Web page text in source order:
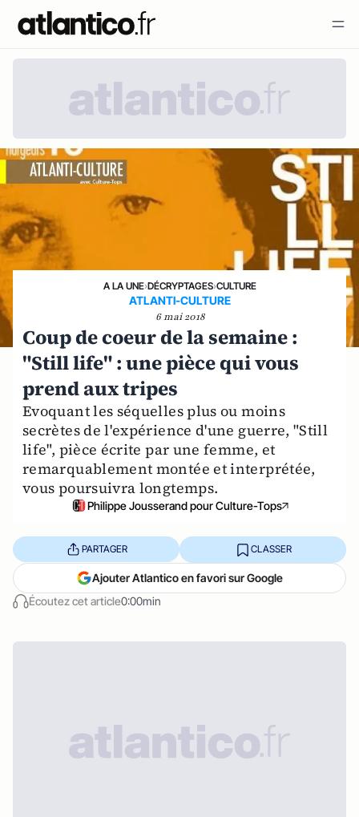
A LA UNE›DÉCRYPTAGES›CULTURE
ATLANTI-CULTURE
6 mai 2018
Coup de coeur de la semaine :
"Still life" : une pièce qui vous
prend aux tripes
Evoquant les séquelles plus ou moins
secrètes de l'expérience d'une guerre, "Still
life", pièce écrite par une femme, et
remarquablement montée et interprétée,
vous poursuivra longtemps.
Philippe Jousserand pour Culture-Tops
Écoutez cet article0:00min
PARTAGER CLASSER
Ajouter Atlantico en favori sur Google